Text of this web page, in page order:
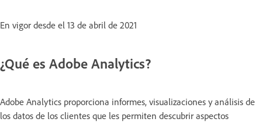
En vigor desde el 13 de abril de 2021
¿Qué es Adobe Analytics?
Adobe Analytics proporciona informes, visualizaciones y análisis de
los datos de los clientes que les permiten descubrir aspectos